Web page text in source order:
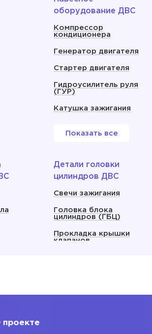
оборудование ДВС
Компрессор
кондиционера
Генератор двигателя
Стартер двигателя
Гидроусилитель руля
(ГУР)
Катушка зажигания
Показать все
Детали головки
цилиндров ДВС
Свечи зажигания
Головка блока
цилиндров (ГБЦ)
Прокладка крышки
клапанов
проекте